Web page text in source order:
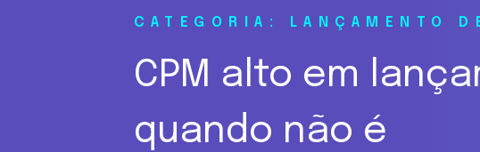
CATEGORIA: LANÇAMENTO
CPM alto em
quando não é